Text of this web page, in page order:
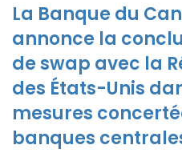
La Banque du
annonce la
de swap avec la
des États-Unis
mesures
banques